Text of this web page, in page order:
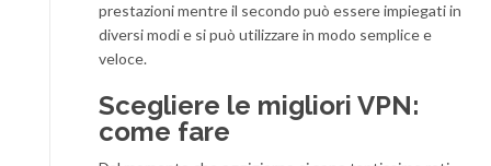
prestazioni mentre il secondo può essere impiegati in
diversi modi e si può utilizzare in modo semplice e
veloce.
Scegliere le migliori VPN:
come fare